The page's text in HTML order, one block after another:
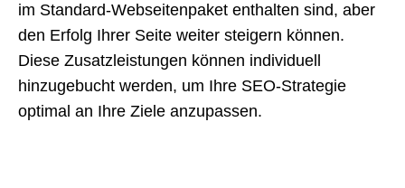
im Standard-Webseitenpaket enthalten sind, aber
den Erfolg Ihrer Seite weiter steigern können.
Diese Zusatzleistungen können individuell
hinzugebucht werden, um Ihre SEO-Strategie
optimal an Ihre Ziele anzupassen.